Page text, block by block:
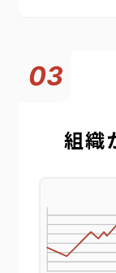
03
組織